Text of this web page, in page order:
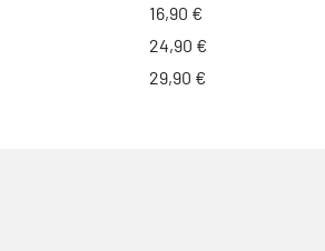
16,90 €
24,90 €
29,90 €